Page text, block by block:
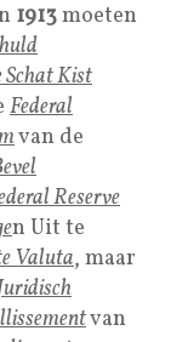
1913moeten
Kist
Federal
van de
Reserve
n Uit te
Valuta, maar
van